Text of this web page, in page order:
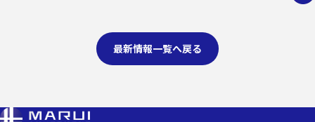
最新情報一覧へ戻る